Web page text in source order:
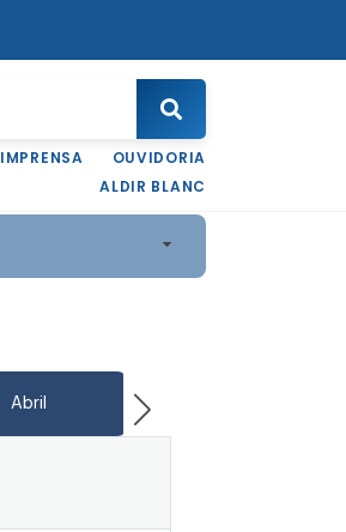
IMPRENSA
OUVIDORIA
ALDIR BLANC
Abril